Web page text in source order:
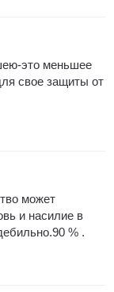
это меньшее
свое защиты от
может
и насилие в
% .